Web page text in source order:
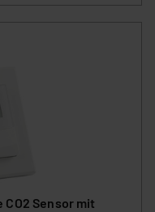
der
Daten,
CO2 Sensor mit